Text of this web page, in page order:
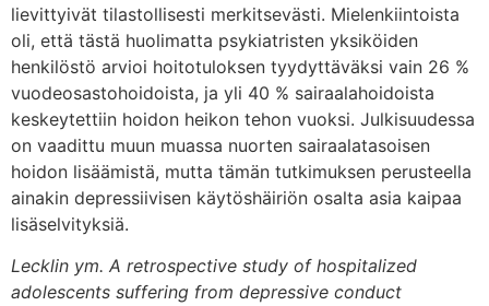
lievittyivät tilastollisesti merkitsevästi. Mielenkiintoista
oli, että tästä huolimatta psykiatristen yksiköiden
henkilöstö arvioi hoitotuloksen tyydyttäväksi vain 26 %
vuodeosastohoidoista, ja yli 40 % sairaalahoidoista
keskeytettiin hoidon heikon tehon vuoksi. Julkisuudessa
on vaadittu muun muassa nuorten sairaalatasoisen
hoidon lisäämistä, mutta tämän tutkimuksen perusteella
ainakin depressiivisen käytöshäiriön osalta asia kaipaa
lisäselvityksiä.
Lecklin ym. A retrospective study of hospitalized
adolescents suffering from depressive conduct